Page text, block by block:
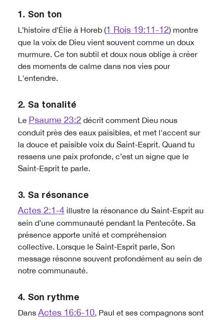
1. Son ton
L’histoire d'Élie à Horeb (1 Rois 19:11-12) montre
que la voix de Dieu vient souvent comme un doux
murmure. Ce ton subtil et doux nous oblige à créer
des moments de calme dans nos vies pour
L'entendre.
2. Sa tonalité
Le Psaume 23:2 décrit comment Dieu nous
conduit près des eaux paisibles, et met l'accent sur
la douce et paisible voix du Saint-Esprit. Quand tu
ressens une paix profonde, c’est un signe que le
Saint-Esprit te parle.
3. Sa résonance
Actes 2:1-4 illustre la résonance du Saint-Esprit au
sein d’une communauté pendant la Pentecôte. Sa
présence apporte unité et compréhension
collective. Lorsque le Saint-Esprit parle, Son
message résonne souvent profondément au sein de
notre communauté.
4. Son rythme
Dans Actes 16:6-10, Paul et ses compagnons sont